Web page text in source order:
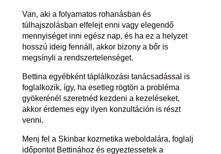
Van, aki a folyamatos rohanásban és
túlhajszolásban elfelejt enni vagy elegendő
mennyiséget inni egész nap, és ha ez a helyzet
hosszú ideig fennáll, akkor bizony a bőr is
megsínyli a rendszertelenséget.
Bettina egyébként táplálkozási tanácsadással is
foglalkozik, így, ha esetleg rögtön a probléma
gyökerénél szeretnéd kezdeni a kezeléseket,
akkor érdemes egy ilyen konzultáción is részt
venni.
Menj fel a Skinbar kozmetika weboldalára, foglalj
időpontot Bettinához és egyeztessetek a